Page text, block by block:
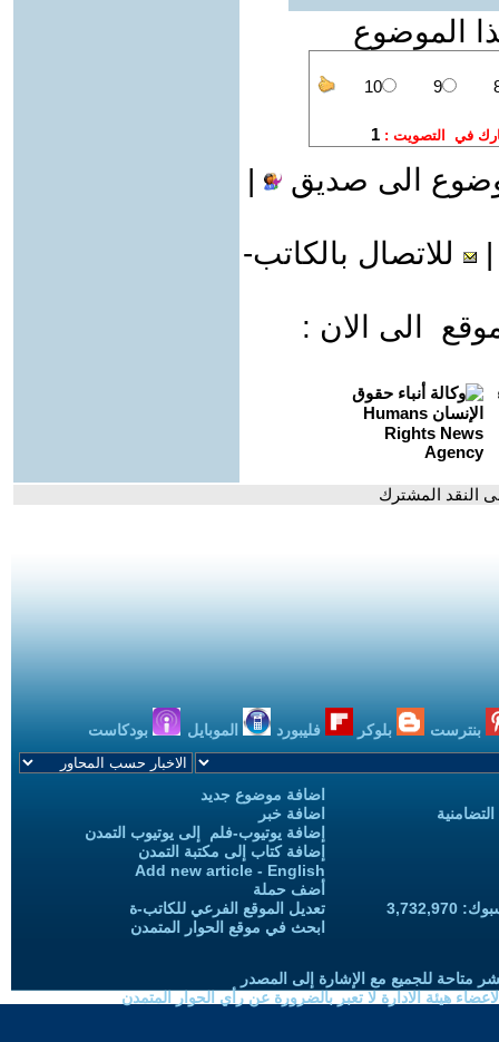
الموضوع
الى صديق |
للاتصال بالكاتب-
الى الان :
النقد المشترك
بنترست بلوكر فليبورد الموبايل بودكاست
اضافة موضوع جديد
اضافة خبر
إضافة يوتيوب-فلم إلى يوتيوب التمدن
إضافة كتاب إلى مكتبة التمدن
Add new article - English
أضف حملة
تعديل الموقع الفرعي للكاتب-ة
ابحث في موقع الحوار المتمدن
متاحة للجميع مع الإشارة إلى المصدر
هيئة الادارة لا تعبر بالضرورة عن رأي الحوار المتمدن